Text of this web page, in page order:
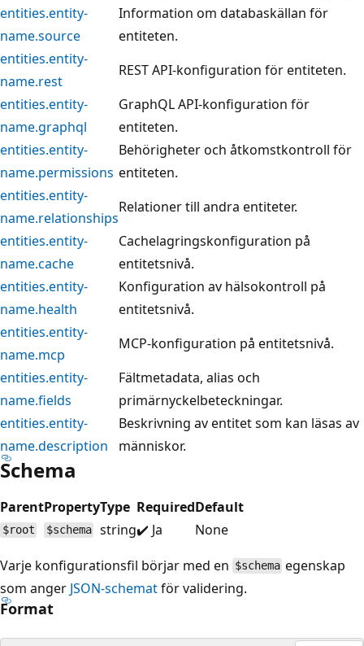
entities.entity-
name.source
Information om databaskällan för
entiteten.
entities.entity-
name.rest
REST API-konfiguration för entiteten.
entities.entity-
name.graphql
GraphQL API-konfiguration för
entiteten.
entities.entity-
name.permissions
Behörigheter och åtkomstkontroll för
entiteten.
entities.entity-
name.relationships
Relationer till andra entiteter.
entities.entity-
name.cache
Cachelagringskonfiguration på
entitetsnivå.
entities.entity-
name.health
Konfiguration av hälsokontroll på
entitetsnivå.
entities.entity-
name.mcp
MCP-konfiguration på entitetsnivå.
entities.entity-
name.fields
Fältmetadata, alias och
primärnyckelbeteckningar.
entities.entity-
name.description
Beskrivning av entitet som kan läsas av
människor.
Schema
ParentPropertyType RequiredDefault
$root $schema string✔️ Ja
None
Varje konfigurationsfil börjar med en $schema egenskap
som anger JSON-schematför validering.
Format